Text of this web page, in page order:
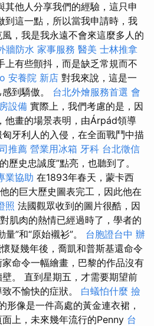
其他人分享我們的經驗，這只申
到這一點，所以當我申請時，我
，我是我永遠不會來這麼多人的
牆防水 家事服務 醫美 士林推拿
上有些顫抖，而是缺乏常規而不
安養院 新店 對我來說，這是一
到驕傲。 台北外燴服務首選 會
設備 實際上，我們考慮的是，因
他畫的場景表明，由Árpád領導
牙利人的入侵，在全面戰鬥中描
推薦 營業用冰箱 牙科 台北徵信
歷史忠誠度”點亮，也聽到了。
業協助 在1893年春天，蒙卡西
的巨大歷史圖表完工，因此他在
照 法國觀眾收到的圖片很酷，因
肌肉的熱情已經過時了，學者的
”和“原始襯衫”。 台胞證台中 辦
疑幾年後，喬凱和普斯基還命令
命令一幅繪畫，巴黎的作品沒有
。 直到星期五，才需要期望前
不愉快的症狀。 白蟻怕什麼 撿
形像是一件高處的黃金連衣裙，
上，未來幾年流行的Penny 台